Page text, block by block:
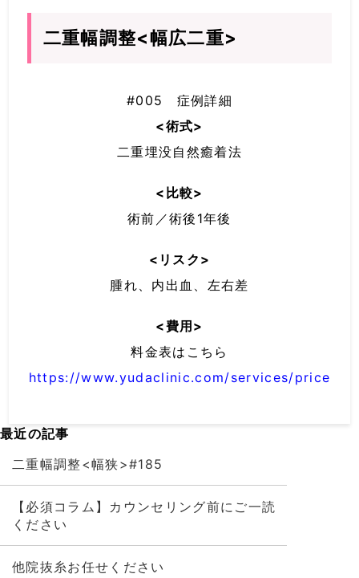
二重幅調整<幅広二重>
#005 症例詳細
<術式>
二重埋没自然癒着法
<比較>
術前／術後1年後
<リスク>
腫れ、内出血、左右差
<費用>
料金表はこちら
https://www.yudaclinic.com/services/price
最近の記事
二重幅調整<幅狭>#185
【必須コラム】カウンセリング前にご一読
ください
他院抜糸お任せください